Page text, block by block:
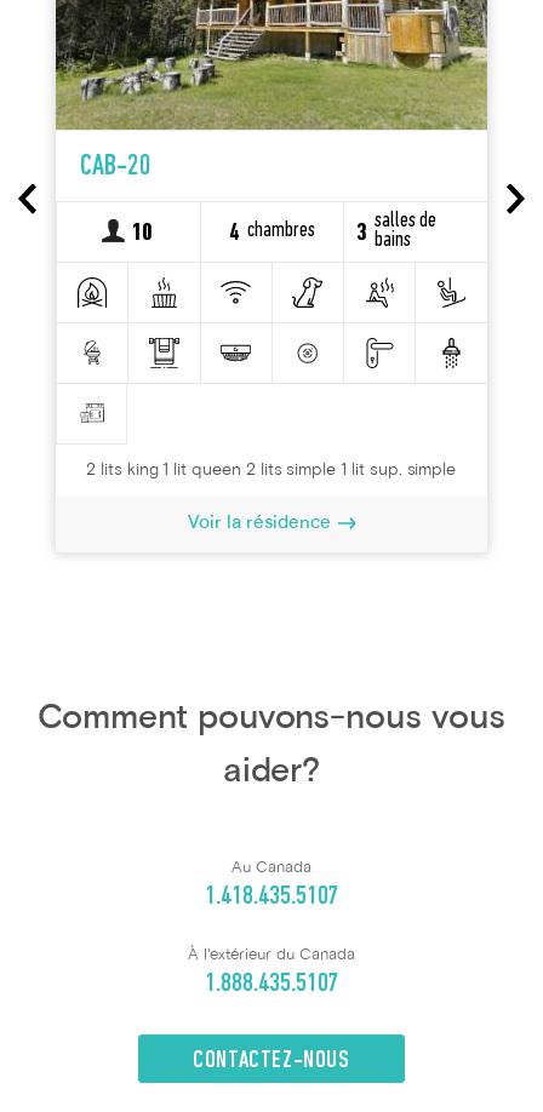
CAB-20
10 4 chambres 3 salles de
bains
2 lits king 1 lit queen 2 lits simple 1 lit sup. simple
Voir la résidence
Comment pouvons-nous vous
aider?
Au Canada
1.418.435.5107
À l'extérieur du Canada
1.888.435.5107
CONTACTEZ-NOUS